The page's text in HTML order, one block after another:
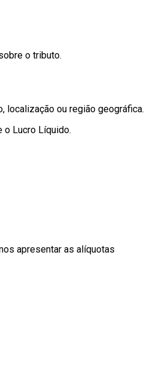
o tributo.
localização ou região geográfica.
o Lucro Líquido.
apresentar as alíquotas